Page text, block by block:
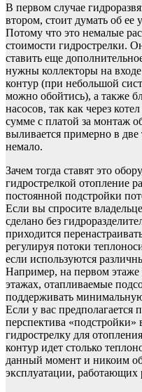
В первом случае
втором, стоит думать об ее
Потому что это немалые
стоимости гидрострелки.
ставить еще
нужны коллекторы на
контур (при небольшой
можно обойтись), а также
насосов, так как через
сумме с платой за монтаж
выливается примерно в
немало.
Зачем тогда ставят это
гидрострелкой отопление
постоянной подстройки
Если вы спросите
сделано без
приходится
регулируя потоки
если используются
Например, на первом
этажах, отапливаемые
поддерживать
Если у вас предполагается
перспектива «подстройки»
гидрострелку для
контур идет столько
данный момент и никоим
эксплуатации, работающих